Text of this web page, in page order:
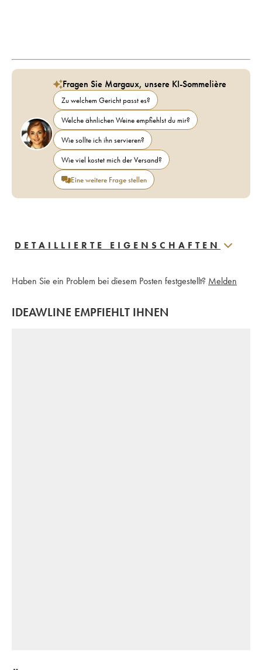
Fragen Sie Margaux, unsere KI-Sommelière
Zu welchem Gericht passt es?
Welche ähnlichen Weine empfiehlst du mir?
Wie sollte ich ihn servieren?
Wie viel kostet mich der Versand?
Eine weitere Frage stellen
DETAILLIERTE EIGENSCHAFTEN
Haben Sie ein Problem bei diesem Posten festgestellt? Melden
IDEAWLINE EMPFIEHLT IHNEN